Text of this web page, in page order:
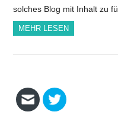
solches Blog mit Inhalt zu
MEHR LESEN